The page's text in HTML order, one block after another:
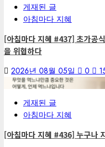
게재된 글
아침마다 지혜
[아침마다 지혜 #437] 초가공
을 위협하다
2026년 08월 05일 0
게재된 글
아침마다 지혜
[아침마다 지혜 #436] 누구나